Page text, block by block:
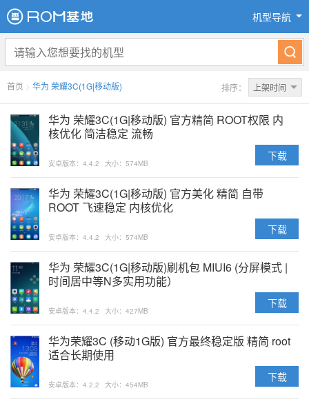
机型导航
首页 > 华为 荣耀3C(1G|移动版) 排序： 上架时间
华为 荣耀3C(1G|移动版) 官方精简 ROOT权限 内
核优化 简洁稳定 流畅
安卓版本：4.4.2 大小：574MB
下载
华为 荣耀3C(1G|移动版) 官方美化 精简 自带
ROOT 飞速稳定 内核优化
安卓版本：4.4.2 大小：574MB
下载
华为 荣耀3C(1G|移动版)刷机包 MIUI6 (分屏模式 |
时间居中等N多实用功能）
安卓版本：4.4.2 大小：427MB
下载
华为荣耀3C (移动1G版) 官方最终稳定版 精简 root
适合长期使用
安卓版本：4.2.2 大小：454MB
下载